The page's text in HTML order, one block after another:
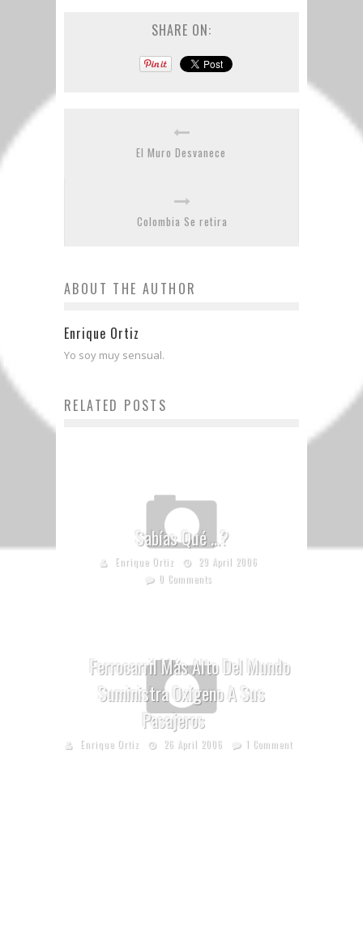
SHARE ON:
El Muro Desvanece
Colombia Se retira
ABOUT THE AUTHOR
Enrique Ortiz
Yo soy muy sensual.
RELATED POSTS
Sabías Qué …?
Enrique Ortiz
29 April 2006
0 Comments
Ferrocarril Más Alto Del Mundo
Suministra Oxígeno A Sus
Pasajeros
Enrique Ortiz 26 April 2006 1 Comment